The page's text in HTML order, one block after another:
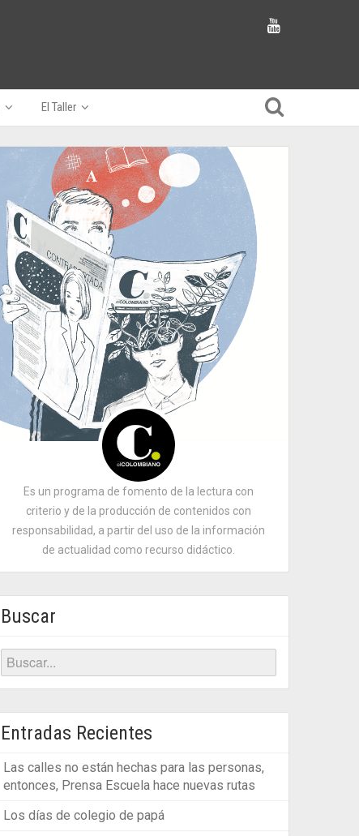
El Taller
Es un programa de fomento de la lectura con
criterio y de la producción de contenidos con
responsabilidad, a partir del uso de la información
de actualidad como recurso didáctico.
Buscar
Entradas Recientes
Las calles no están hechas para las personas,
entonces, Prensa Escuela hace nuevas rutas
Los días de colegio de papá